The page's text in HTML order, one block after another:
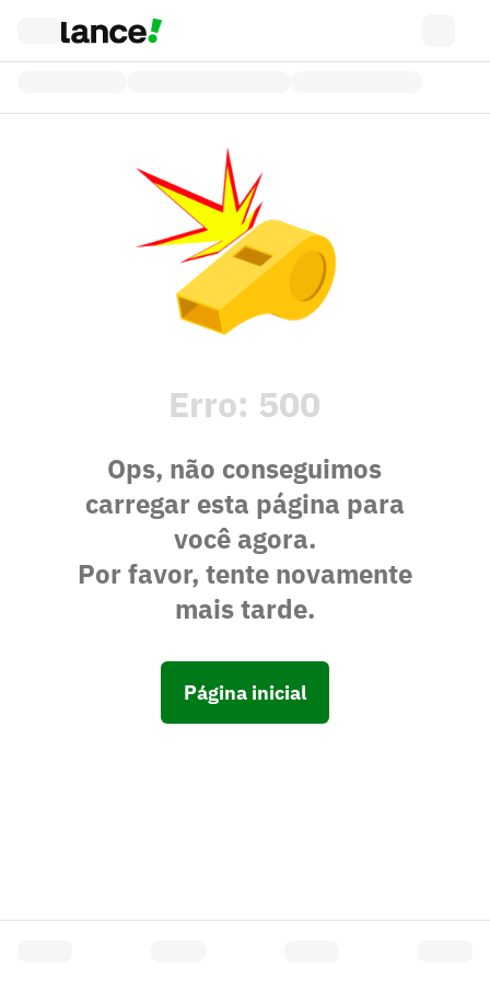
Erro: 500
Ops, não conseguimos
carregar esta página para
você agora.
Por favor, tente novamente
mais tarde.
Página inicial